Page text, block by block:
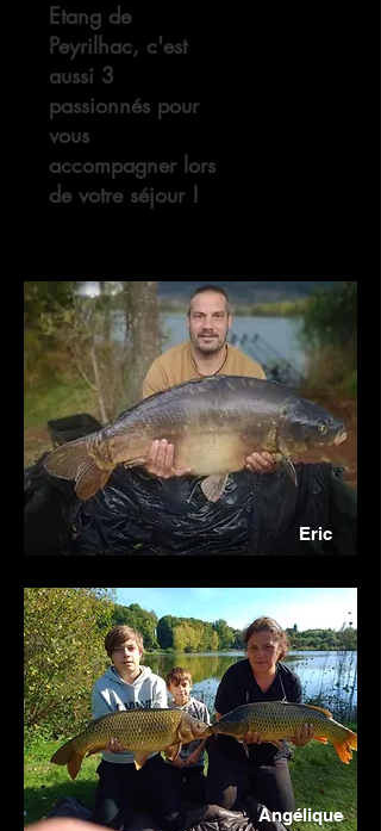
Etang de
Peyrilhac, c'est
aussi 3
passionnés pour
vous
accompagner lors
de votre séjour !
Eric
Angélique